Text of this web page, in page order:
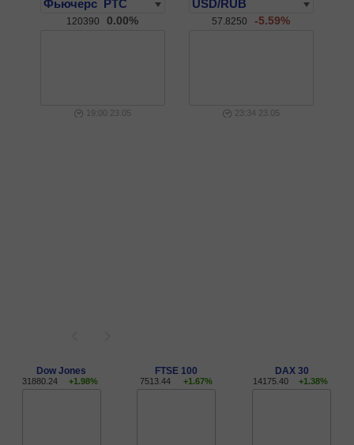
120390 0.00%
19:00 23.05
57.8250 -5.59%
23:34 23.05
Dow Jones
31880.24 +1.98%
FTSE 100
7513.44 +1.67%
DAX 30
14175.40 +1.38%